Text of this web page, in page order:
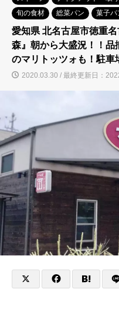
旬の食材
総菜パン 菓子パ
愛知県 北名古屋市徳重
森』朝から大盛況！！品
のマリトッツォも！駐車
2020.03.30 / 最終更新日：